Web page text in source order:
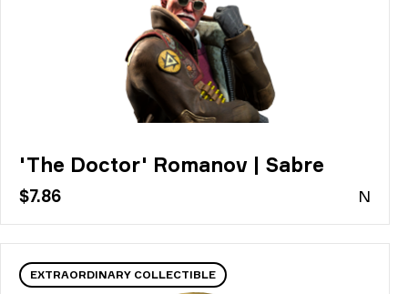
'The Doctor' Romanov | Sabre
$7.86 N
EXTRAORDINARY COLLECTIBLE